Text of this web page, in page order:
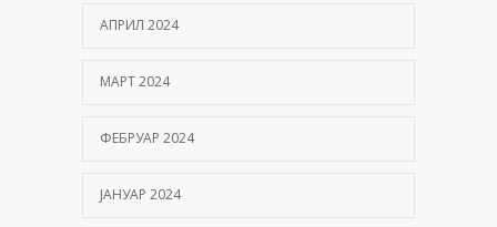
АПРИЛ 2024
МАРТ 2024
ФЕБРУАР 2024
ЈАНУАР 2024